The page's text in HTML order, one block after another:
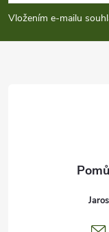
p
a
Vložením e-mailu